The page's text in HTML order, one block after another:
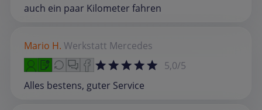
auch ein paar Kilometer fahren
Mario H. Werkstatt Mercedes
5,0/5
Alles bestens, guter Service